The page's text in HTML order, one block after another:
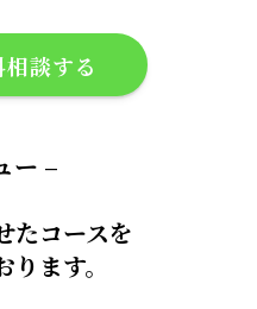
談する
ー –
たコースを
ます。